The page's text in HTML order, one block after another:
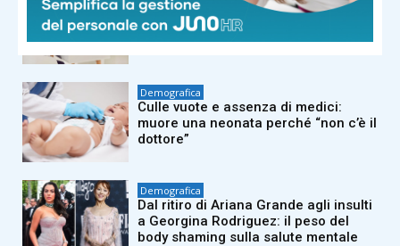
Baci, appuntamenti e delusioni: ora
l’amore si misura su Excel
Demografica
Culle vuote e assenza di medici:
muore una neonata perché “non c’è il
dottore”
Demografica
Dal ritiro di Ariana Grande agli insulti
a Georgina Rodriguez: il peso del
body shaming sulla salute mentale